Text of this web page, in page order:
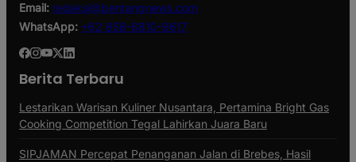
Email: redaksi@bentangnews.com
WhatsApp: +62 858-6810-9617
Berita Terbaru
Lestarikan Warisan Kuliner Nusantara, Pertamina Bright Gas
Cooking Competition Tegal Lahirkan Juara Baru
SIPJAMAN Percepat Penanganan Jalan di Brebes, Hasil